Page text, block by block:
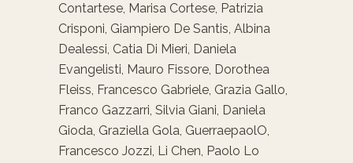
Contartese, Marisa Cortese, Patrizia
Crisponi, Giampiero De Santis, Albina
Dealessi, Catia Di Mieri, Daniela
Evangelisti, Mauro Fissore, Dorothea
Fleiss, Francesco Gabriele, Grazia Gallo,
Franco Gazzarri, Silvia Giani, Daniela
Gioda, Graziella Gola, GuerraepaolO,
Francesco Jozzi, Li Chen, Paolo Lo